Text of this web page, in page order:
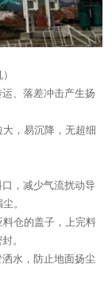
、落差冲击产生扬
，易沉降，无超细
，减少气流扰动导
。
仓的盖子，上完料
。
水，防止地面扬尘